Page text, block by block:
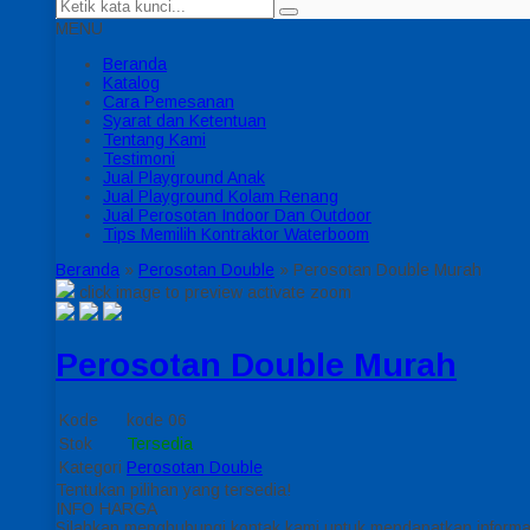
MENU
Beranda
Katalog
Cara Pemesanan
Syarat dan Ketentuan
Tentang Kami
Testimoni
Jual Playground Anak
Jual Playground Kolam Renang
Jual Perosotan Indoor Dan Outdoor
Tips Memilih Kontraktor Waterboom
Beranda » Perosotan Double » Perosotan Double Murah
click image to preview activate zoom
Perosotan Double Murah
Kode
kode 06
Stok
Tersedia
Kategori Perosotan Double
Tentukan pilihan yang tersedia!
INFO HARGA